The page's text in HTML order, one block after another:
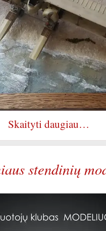
Skaityti daugiau…
stendinių